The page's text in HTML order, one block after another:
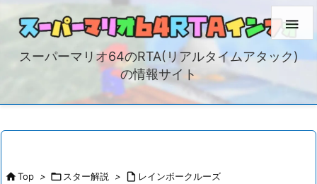
スーパーマリオ64のRTA(リアルタイムアタック)
の情報サイト

Top > スター解説 >  レインボークルーズ